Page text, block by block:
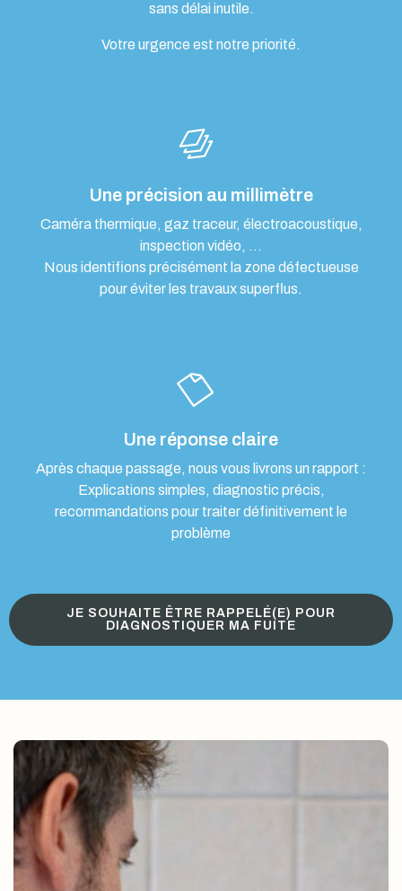
sans délai inutile.
Votre urgence est notre priorité.
Une précision au millimètre
Caméra thermique, gaz traceur, électroacoustique,
inspection vidéo, …
Nous identifions précisément la zone défectueuse
pour éviter les travaux superflus.
Une réponse claire
Après chaque passage, nous vous livrons un rapport :
Explications simples, diagnostic précis,
recommandations pour traiter définitivement le
problème
JE SOUHAITE ÊTRE RAPPELÉ(E) POUR
DIAGNOSTIQUER MA FUITE